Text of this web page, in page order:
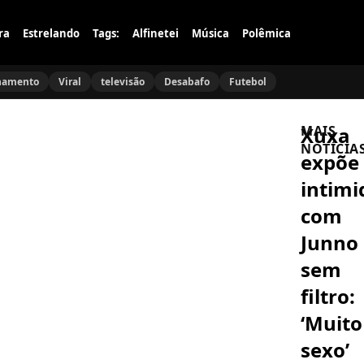
Estrelando Tags: Alfinetei Música Polêmica
Viral televisão Desabafo Futebol
Xuxa
expõe
com
Junno
sem
filtro:
‘Muito
sexo’
MAIS
AÇÕES
SOCIAIS
Inês
Brasil
confirma
a
deputada
estadual
e
manda
recado
forte
para
FAMOSOS
Leifert
a
após
FAMOSOS
Mari